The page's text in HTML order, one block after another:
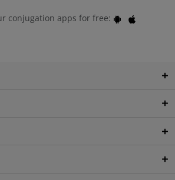
conjugation apps for free: